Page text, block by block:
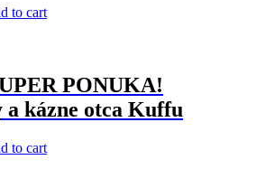
to cart
PONUKA!
a kázne otca Kuffu
to cart